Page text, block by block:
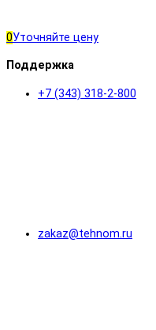
0Уточняйте цену
Поддержка
+7 (343) 318-2-800
zakaz@tehnom.ru